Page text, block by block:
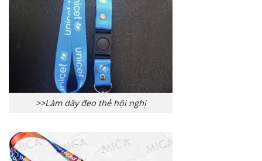
>>Làm dây đeo thẻ hội nghị